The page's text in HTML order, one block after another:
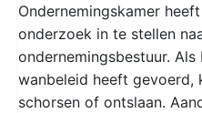
Ondernemingskamer
onderzoek in te stellen
ondernemingsbestuur.
wanbeleid heeft gevoerd,
schorsen of ontslaan.